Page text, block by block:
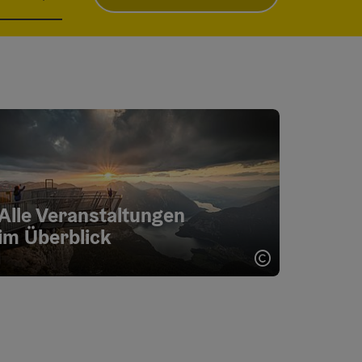
Copyright
Veranstaltungen
Überblick